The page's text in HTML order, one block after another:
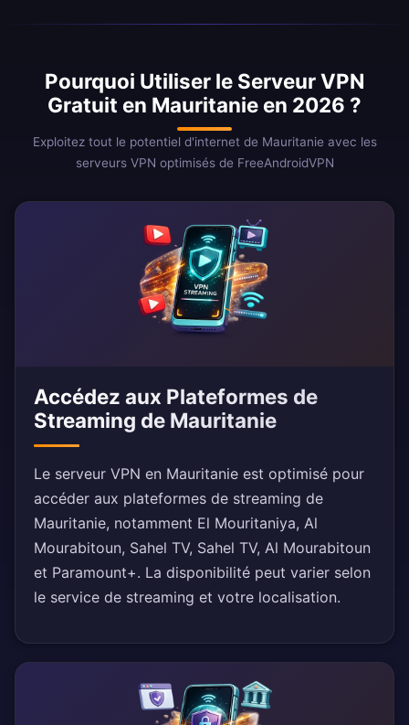
Pourquoi Utiliser le Serveur VPN
Gratuit en Mauritanie en 2026 ?
Exploitez tout le potentiel d'internet de Mauritanie avec les
serveurs VPN optimisés de FreeAndroidVPN
Accédez aux Plateformes de
Streaming de Mauritanie
Le serveur VPN en Mauritanie est optimisé pour
accéder aux plateformes de streaming de
Mauritanie, notamment El Mouritaniya, Al
Mourabitoun, Sahel TV, Sahel TV, Al Mourabitoun
et Paramount+. La disponibilité peut varier selon
le service de streaming et votre localisation.